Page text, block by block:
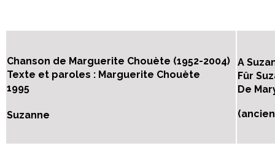
Chanson de Marguerite Chouète (1952-2004)
Texte et paroles : Marguerite Chouète
1995
Suzanne
A
Fûr
De